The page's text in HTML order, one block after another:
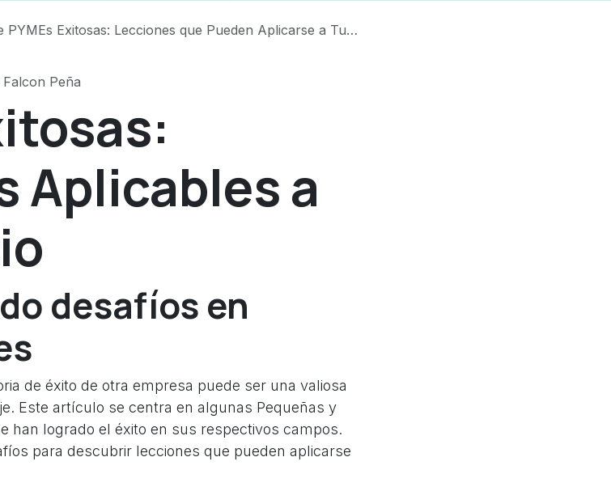
Exitosas: Lecciones que Pueden Aplicarse a Tu Negocio
Falcon Peña
Aplicables a
desafíos en
de éxito de otra empresa puede ser una valiosa
Este artículo se centra en algunas Pequeñas y
han logrado el éxito en sus respectivos campos.
para descubrir lecciones que pueden aplicarse